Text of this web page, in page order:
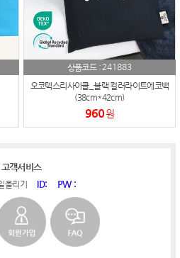
상품코드 :241883
오코텍스리사이클_블랙 컬러라이트에코백
(38cm*42cm)
960원
고객서비스
올리기 ID: PW :